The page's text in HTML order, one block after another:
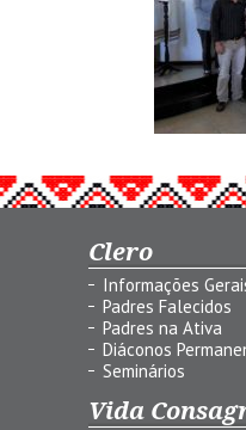
Clero
Informações
Padres Falecidos
Padres na Ativa
Diáconos
Seminários
Vida